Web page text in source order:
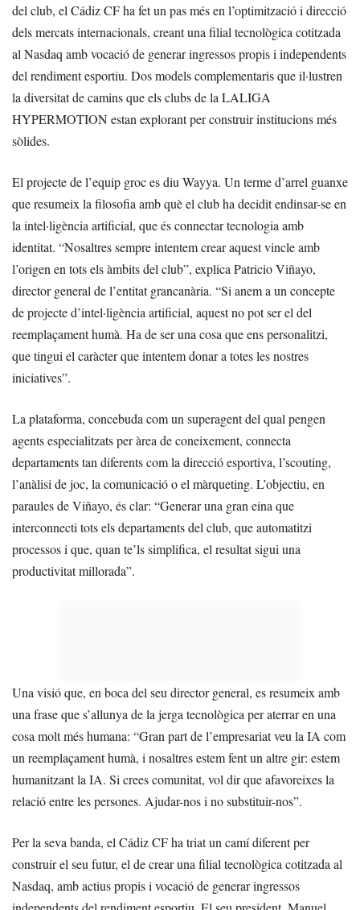
del club, el Cádiz CF ha fet un pas més en l’optimització i direcció
dels mercats internacionals, creant una filial tecnològica cotitzada
al Nasdaq amb vocació de generar ingressos propis i independents
del rendiment esportiu. Dos models complementaris que il·lustren
la diversitat de camins que els clubs de la LALIGA
HYPERMOTION estan explorant per construir institucions més
sòlides.
El projecte de l’equip groc es diu Wayya. Un terme d’arrel guanxe
que resumeix la filosofia amb què el club ha decidit endinsar-se en
la intel·ligència artificial, que és connectar tecnologia amb
identitat. “Nosaltres sempre intentem crear aquest vincle amb
l’origen en tots els àmbits del club”, explica Patricio Viñayo,
director general de l’entitat grancanària. “Si anem a un concepte
de projecte d’intel·ligència artificial, aquest no pot ser el del
reemplaçament humà. Ha de ser una cosa que ens personalitzi,
que tingui el caràcter que intentem donar a totes les nostres
iniciatives”.
La plataforma, concebuda com un superagent del qual pengen
agents especialitzats per àrea de coneixement, connecta
departaments tan diferents com la direcció esportiva, l’scouting,
l’anàlisi de joc, la comunicació o el màrqueting. L’objectiu, en
paraules de Viñayo, és clar: “Generar una gran eina que
interconnecti tots els departaments del club, que automatitzi
processos i que, quan te’ls simplifica, el resultat sigui una
productivitat millorada”.
Una visió que, en boca del seu director general, es resumeix amb
una frase que s’allunya de la jerga tecnològica per aterrar en una
cosa molt més humana: “Gran part de l’empresariat veu la IA com
un reemplaçament humà, i nosaltres estem fent un altre gir: estem
humanitzant la IA. Si crees comunitat, vol dir que afavoreixes la
relació entre les persones. Ajudar-nos i no substituir-nos”.
Per la seva banda, el Cádiz CF ha triat un camí diferent per
construir el seu futur, el de crear una filial tecnològica cotitzada al
Nasdaq, amb actius propis i vocació de generar ingressos